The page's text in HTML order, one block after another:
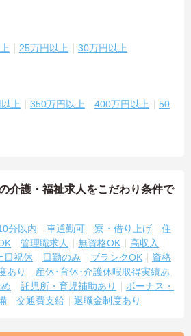
25万円以上 30万円以上
上 350万円以上 400万円以上
50
介護・福祉求人をこだわり条件で
分以内 車通勤可 寮・借り上げ
住
管理職求人 無資格OK
高収入
日祝休 日勤のみ ブランクOK
資格
あり
産休･育休･介護休暇取得実績あ
託児所・育児補助あり
ボーナス・
交通費支給 退職金制度あり